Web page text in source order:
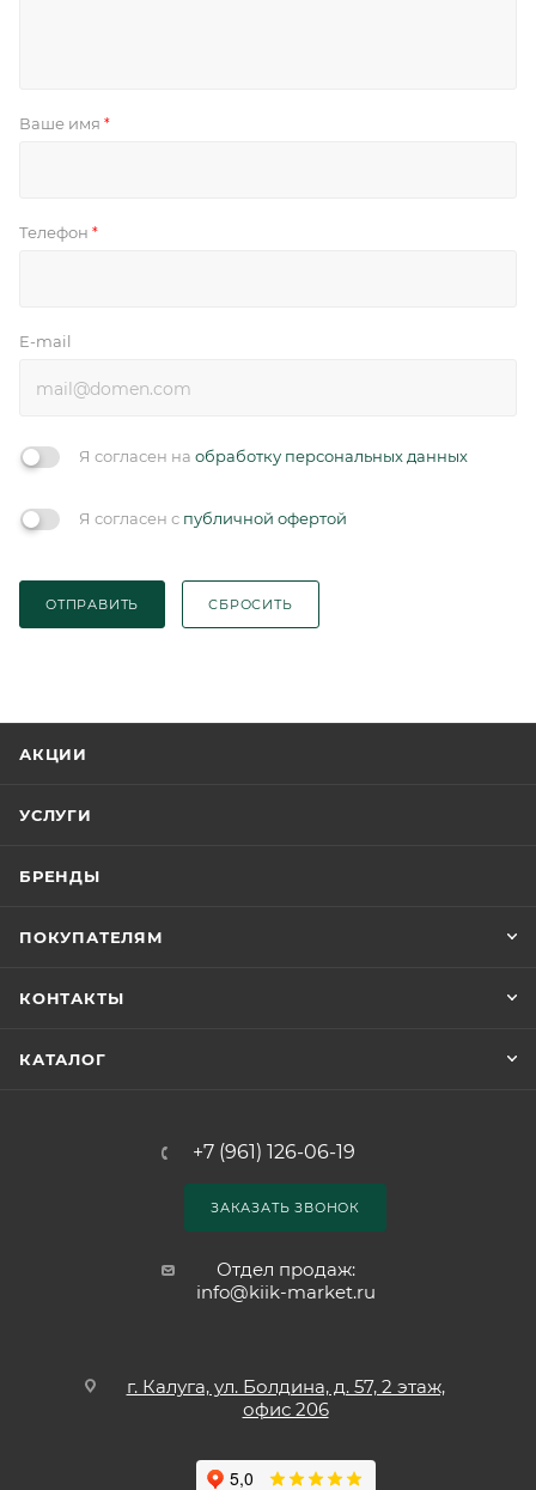
Ваше имя *
Телефон *
E-mail
Я согласен на обработку персональных данных
Я согласен с публичной офертой
ОТПРАВИТЬ СБРОСИТЬ
АКЦИИ
УСЛУГИ
БРЕНДЫ
ПОКУПАТЕЛЯМ
КОНТАКТЫ
КАТАЛОГ
+7 (961) 126-06-19
ЗАКАЗАТЬ ЗВОНОК
Отдел продаж:
info@kiik-market.ru
г. Калуга, ул. Болдина, д. 57, 2 этаж,
офис 206